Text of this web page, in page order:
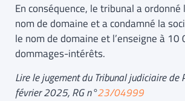
En conséquence, le tribunal a
nom de domaine et a condamné la
le nom de domaine et l’enseigne à 10
dommages-intérêts.
Lire le jugement du Tribunal judiciaire de
février 2025, RG n°23/04999